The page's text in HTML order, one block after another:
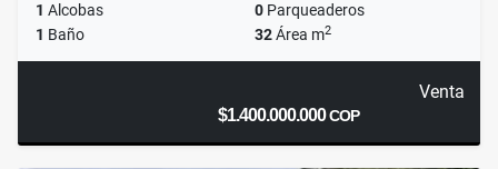
1 Alcobas 0 Parqueaderos
1 Baño 32Área m2
Venta
$1.400.000.000COP